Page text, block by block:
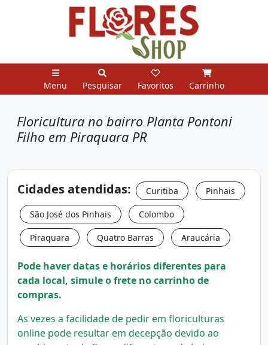
Menu Pesquisar Favoritos Carrinho
Floricultura no bairro Planta Pontoni
Filho em Piraquara PR
Cidades atendidas: Curitiba Pinhais
São José dos Pinhais Colombo
Piraquara Quatro Barras Araucária
Pode haver datas e horários diferentes para
cada local, simule o frete no carrinho de
compras.
As vezes a facilidade de pedir em floriculturas
online pode resultar em decepção devido ao